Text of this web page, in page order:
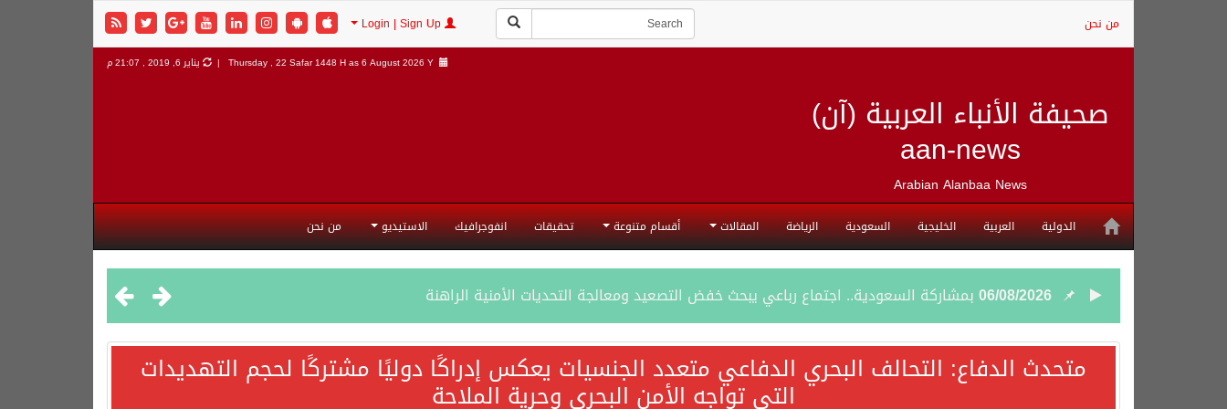
من نحن
صحيفة الأنباء العربية (آن)
aan-news
Arabian Alanbaa News
Thursday , 22 Safar 1448 H as6 August 2026 Y | يناير 6, 2019 , 21:07 م
الدولية العربية الخليجية السعودية الرياضة المقالات أقسام متنوعة تحقيقات انفوجرافيك الاستيديو من نحن
06/08/2026 بمشاركة السعودية.. اجتماع رباعي يبحث خفض التصعيد ومعالجة التحديات الأمنية الراهنة
05/08/2026وزير الخارجية السعودي: جميع إجراءات إسرائيل الأحادية في أراضي فلسطين باطلة
متحدث الدفاع: التحالف البحري الدفاعي متعدد الجنسيات يعكس إدراكًا دوليًا مشتركًا لحجم التهديدات
التي تواجه الأمن البحري وحرية الملاحة